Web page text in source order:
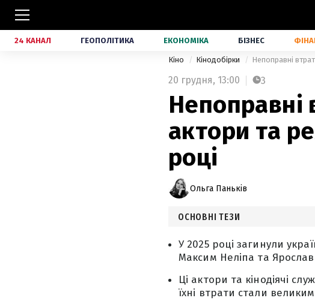
24 КАНАЛ ГЕОПОЛІТИКА ЕКОНОМІКА БІЗНЕС
Кіно Кінодобірки Непоправні
20 грудня, 13:00 3
Непоправні
актори та
році
Ольга Паньків
ОСНОВНІ ТЕЗИ
У 2025 році загинули
Максим Неліпа та
Ці актори та кінодіячі
їхні втрати стали